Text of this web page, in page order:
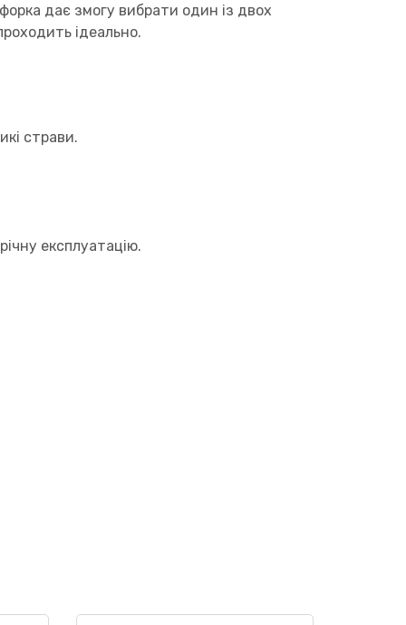
дає змогу вибрати один із двох
ідеально.
страви.
експлуатацію.